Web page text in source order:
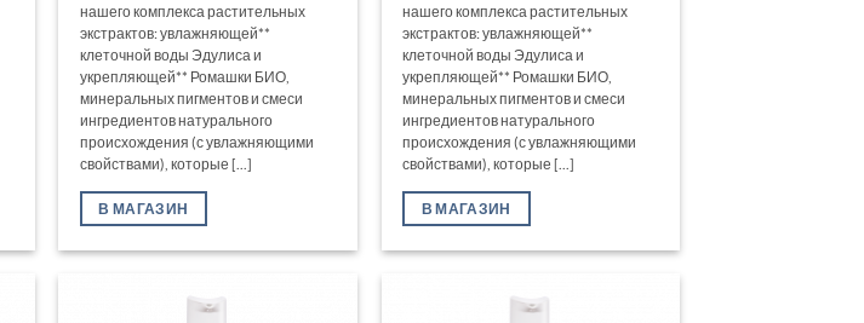
нашего комплекса растительных
экстрактов: увлажняющей**
клеточной воды Эдулиса и
укрепляющей** Ромашки БИО,
минеральных пигментов и смеси
ингредиентов натурального
происхождения (с увлажняющими
свойствами), которые [...]
В МАГАЗИН
нашего комплекса растительных
экстрактов: увлажняющей**
клеточной воды Эдулиса и
укрепляющей** Ромашки БИО,
минеральных пигментов и смеси
ингредиентов натурального
происхождения (с увлажняющими
свойствами), которые [...]
В МАГАЗИН